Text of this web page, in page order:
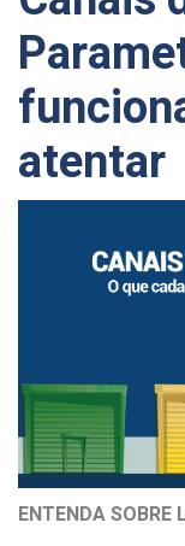
atentar
ENTENDA SOBRE